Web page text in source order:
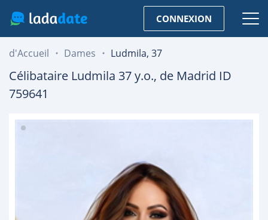
CONNEXION
d'Accueil Dames Ludmila, 37
Célibataire Ludmila 37y.o., de Madrid ID
759641